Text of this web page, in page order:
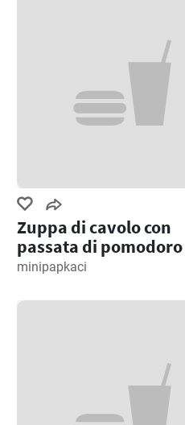
Zuppa di cavolo con
passata di pomodoro
minipapkaci